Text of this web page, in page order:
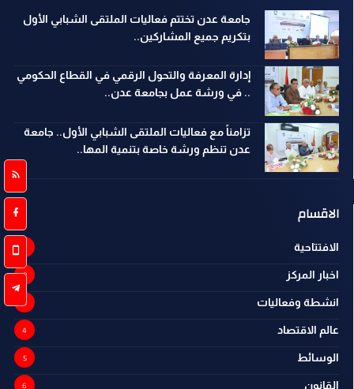
جامعة عدن تختتم فعاليات الملتقى الشبابي الأول
بتكريم جميع المشاركين..
إدارة المعرفة والتحول الرقمي في القطاع الحكومي
.. في ورشة عمل بجامعة عدن..
تزامناً مع فعاليات الملتقى الشبابي الأول.. جامعة
عدن تنظم ورشة خاصة بتنمية المها..
الاقسام
الافتتاحية
اخبار المركز
انشطة وفعاليات
عالم الاقتصاد
الوسائط
القانون